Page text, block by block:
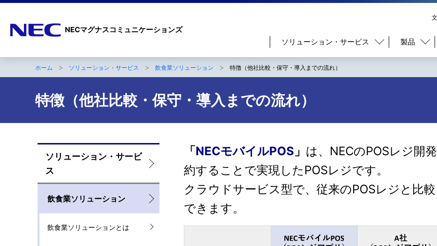
NECマグナスコミュニケーションズ
ゲ
ー
シ
ョ
ン
ソリューション・サービス 製品
B
r
r
ホーム ソリューション・サービス 飲食業ソリューション 特徴（他社比較・保守・導入までの流れ）
特徴（他社比較・保守・導入までの流れ）
ロ
ー
カ
ル
ソリューション・サービ
ス
飲食業ソリューション
飲食業ソリューションとは
「NECモバイルPOS 」 は、NECのPOSレジ開
約することで実現したPOSレジです。
クラウドサービス型で、従来のPOSレジと比
できます。